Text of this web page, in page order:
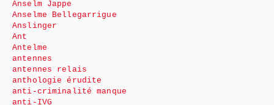
Anselm Jappe
Anselme Bellegarrigue
Anslinger
Ant
Antelme
antennes
antennes relais
anthologie érudite
anti-criminalité manque
anti-IVG